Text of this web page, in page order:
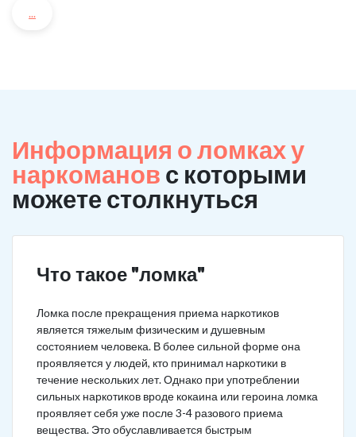
...
Информация о ломках у
наркоманов с которыми
можете столкнуться
Что такое "ломка"
Ломка после прекращения приема наркотиков
является тяжелым физическим и душевным
состоянием человека. В более сильной форме она
проявляется у людей, кто принимал наркотики в
течение нескольких лет. Однако при употреблении
сильных наркотиков вроде кокаина или героина ломка
проявляет себя уже после 3-4 разового приема
вещества. Это обуславливается быстрым